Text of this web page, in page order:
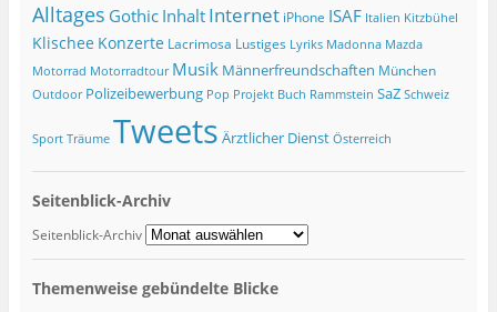
Alltages Gothic Inhalt Internet iPhone ISAF Italien Kitzbühel
Klischee Konzerte Lacrimosa Lustiges Lyriks Madonna Mazda
Motorrad Motorradtour Musik Männerfreundschaften München
Outdoor Polizeibewerbung Pop Projekt Buch Rammstein SaZ Schweiz
Sport Träume Tweets Ärztlicher Dienst Österreich
Seitenblick-Archiv
Seitenblick-Archiv
Themenweise gebündelte Blicke